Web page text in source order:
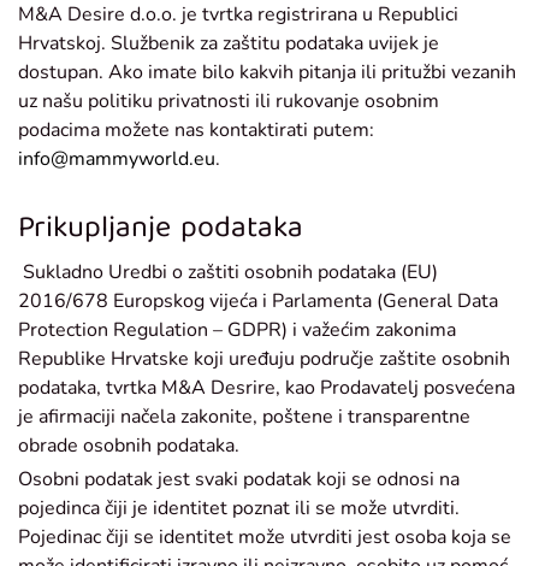
M&A Desire d.o.o. je tvrtka registrirana u Republici
Hrvatskoj. Službenik za zaštitu podataka uvijek je
dostupan. Ako imate bilo kakvih pitanja ili pritužbi vezanih
uz našu politiku privatnosti ili rukovanje osobnim
podacima možete nas kontaktirati putem:
info@mammyworld.eu.
Prikupljanje podataka
Sukladno Uredbi o zaštiti osobnih podataka (EU)
2016/678 Europskog vijeća i Parlamenta (General Data
Protection Regulation – GDPR) i važećim zakonima
Republike Hrvatske koji uređuju područje zaštite osobnih
podataka, tvrtka M&A Desrire, kao Prodavatelj posvećena
je afirmaciji načela zakonite, poštene i transparentne
obrade osobnih podataka.
Osobni podatak jest svaki podatak koji se odnosi na
pojedinca čiji je identitet poznat ili se može utvrditi.
Pojedinac čiji se identitet može utvrditi jest osoba koja se